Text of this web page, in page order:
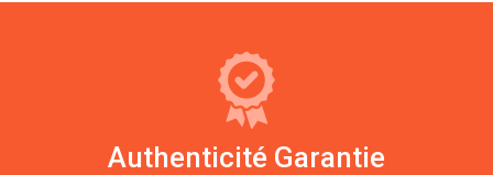
Authenticité Garantie